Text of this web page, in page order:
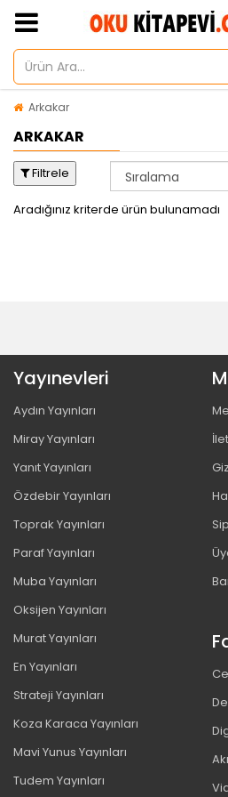
Arkakar
ARKAKAR
Filtrele
Aradığınız kriterde ürün bulunamadı
Yayınevleri
Aydın Yayınları
Miray Yayınları
Yanıt Yayınları
Özdebir Yayınları
Toprak Yayınları
Paraf Yayınları
Muba Yayınları
Oksijen Yayınları
Murat Yayınları
En Yayınları
Strateji Yayınları
Koza Karaca Yayınları
Mavi Yunus Yayınları
Tudem Yayınları